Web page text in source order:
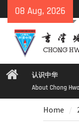
to
content
08 Aug, 2026
Home认识中华
About Chong Hwa
Home